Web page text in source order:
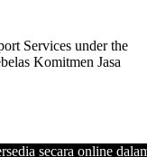
Services under the
Komitmen Jasa
secara online